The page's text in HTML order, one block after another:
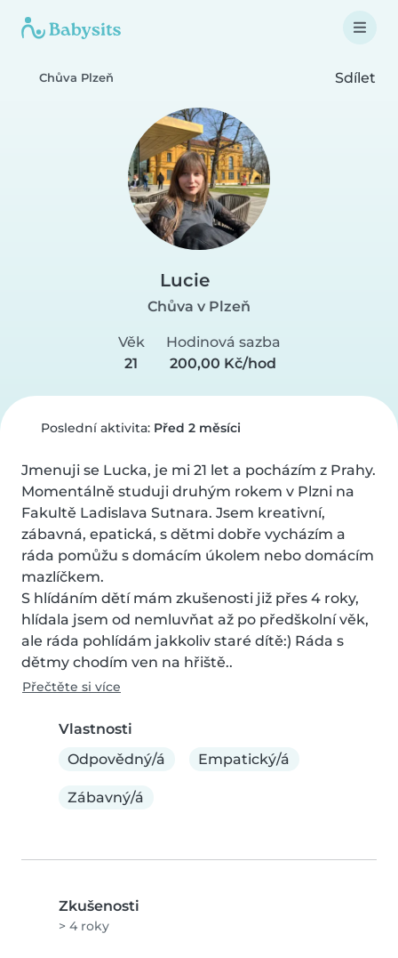
Chůva Plzeň Sdílet
Lucie
Chůva v Plzeň
Věk
21
Hodinová sazba
200,00 Kč/hod
Poslední aktivita: Před 2 měsíci
Jmenuji se Lucka, je mi 21 let a pocházím z Prahy.
Momentálně studuji druhým rokem v Plzni na
Fakultě Ladislava Sutnara. Jsem kreativní,
zábavná, epatická, s dětmi dobře vycházím a
ráda pomůžu s domácím úkolem nebo domácím
mazlíčkem.
S hlídáním dětí mám zkušenosti již přes 4 roky,
hlídala jsem od nemluvňat až po předškolní věk,
ale ráda pohlídám jakkoliv staré dítě:) Ráda s
dětmy chodím ven na hřiště..
Přečtěte si více
Vlastnosti
Odpovědný/á
Empatický/á
Zábavný/á
Zkušenosti
> 4 roky